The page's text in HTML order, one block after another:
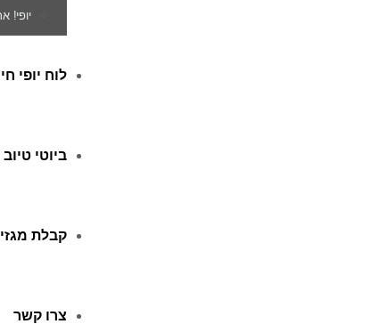
יופי!
לוח יופי
ביוטי טיוב
קבלת
צרו קשר